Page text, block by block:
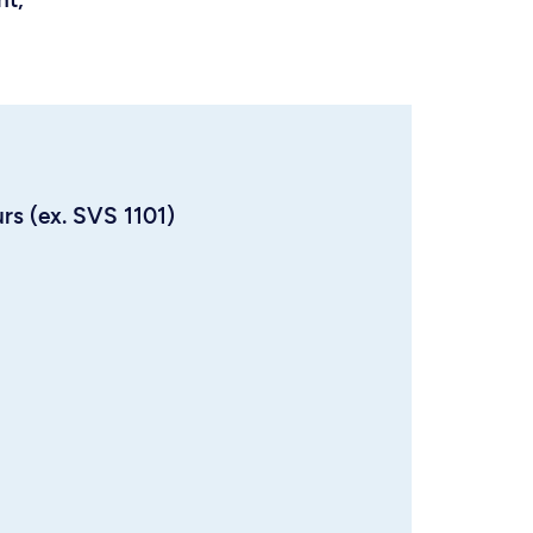
(ex. SVS 1101)